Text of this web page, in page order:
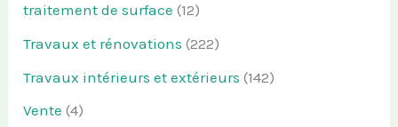
traitement de surface (12)
Travaux et rénovations (222)
Travaux intérieurs et extérieurs (142)
Vente (4)